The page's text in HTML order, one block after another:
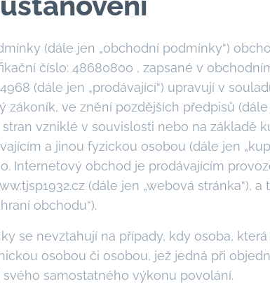
(dále jen „obchodní podmínky“)
číslo: 48680800 , zapsané v
(dále jen „prodávající“) upravují v
zákoník, ve znění pozdějších předpisů
vzniklé v souvislosti nebo na základě
a jinou fyzickou osobou (dále jen
Internetový obchod je prodávajícím
(dále jen „webová stránka“),
obchodu“).
se nevztahují na případy, kdy osoba,
osobou či osobou, jež jedná při
samostatného výkonu povolání.